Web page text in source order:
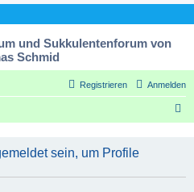
und Sukkulentenforum von
Schmid
Anmelden
Registrieren
sein, um Profile